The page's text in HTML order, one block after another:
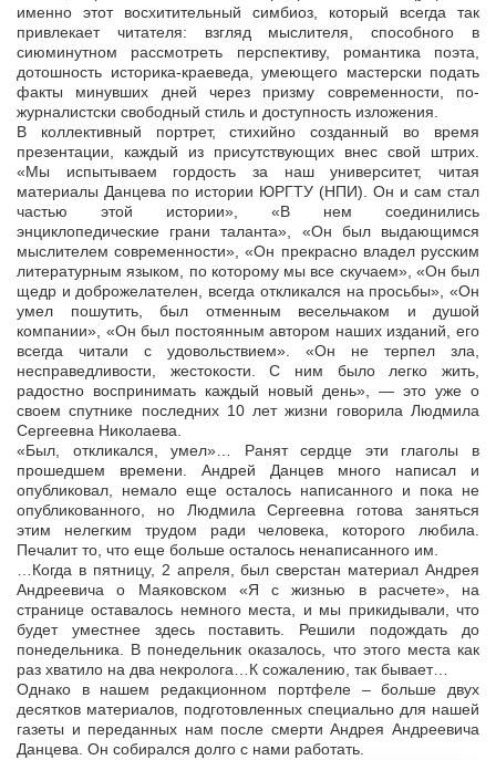
именно этот восхитительный симбиоз, который всегда так
привлекает читателя: взгляд мыслителя, способного в
сиюминутном рассмотреть перспективу, романтика поэта,
дотошность историка-краеведа, умеющего мастерски подать
факты минувших дней через призму современности, по-
журналистски свободный стиль и доступность изложения.
В коллективный портрет, стихийно созданный во время
презентации, каждый из присутствующих внес свой штрих.
«Мы испытываем гордость за наш университет, читая
материалы Данцева по истории ЮРГТУ (НПИ). Он и сам стал
частью этой истории», «В нем соединились
энциклопедические грани таланта», «Он был выдающимся
мыслителем современности», «Он прекрасно владел русским
литературным языком, по которому мы все скучаем», «Он был
щедр и доброжелателен, всегда откликался на просьбы», «Он
умел пошутить, был отменным весельчаком и душой
компании», «Он был постоянным автором наших изданий, его
всегда читали с удовольствием». «Он не терпел зла,
несправедливости, жестокости. С ним было легко жить,
радостно воспринимать каждый новый день», — это уже о
своем спутнике последних 10 лет жизни говорила Людмила
Сергеевна Николаева.
«Был, откликался, умел»… Ранят сердце эти глаголы в
прошедшем времени. Андрей Данцев много написал и
опубликовал, немало еще осталось написанного и пока не
опубликованного, но Людмила Сергеевна готова заняться
этим нелегким трудом ради человека, которого любила.
Печалит то, что еще больше осталось ненаписанного им.
…Когда в пятницу, 2 апреля, был сверстан материал Андрея
Андреевича о Маяковском «Я с жизнью в расчете», на
странице оставалось немного места, и мы прикидывали, что
будет уместнее здесь поставить. Решили подождать до
понедельника. В понедельник оказалось, что этого места как
раз хватило на два некролога…К сожалению, так бывает…
Однако в нашем редакционном портфеле – больше двух
десятков материалов, подготовленных специально для нашей
газеты и переданных нам после смерти Андрея Андреевича
Данцева. Он собирался долго с нами работать.